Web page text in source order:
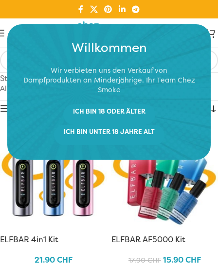
Willkommen
Wir verbieten uns den Verkauf von
Dampfprodukten an Minderjährige. Ihr Team Chez
Smoke
ICH BIN 18 ODER ÄLTER
ICH BIN UNTER 18 JAHRE ALT
Start Mini Pods/Puff/ Kits
Alle 3 Ergebnisse werden angezeigt
ELFBAR 4in1 Kit
21.90CHF
ELFBAR AF5000 Kit
17.90CHF 15.90CHF